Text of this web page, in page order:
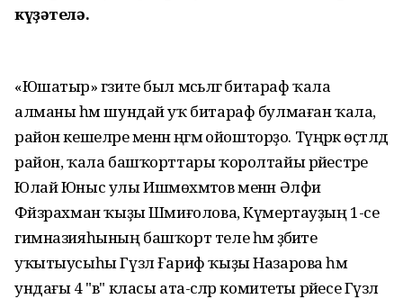
күҙәтелә.
«Юшатыр» гәзите был мәсьәләгә битараф ҡала
алманы һәм шундай уҡ битараф булмаған ҡала,
район кешеләре менән әңгәмә ойошторҙо. Түңәрәк өҫтәлдә
район, ҡала башҡорттары ҡоролтайы рәйестәре
Юлай Юныс улы Ишмөхәмәтов менән Әлфиә
Фәйзрахман ҡыҙы Шәмиғолова, Күмертауҙың 1-се
гимназияһының башҡорт теле һәм әҙәбиәте
уҡытыусыһы Гүзәл Ғариф ҡыҙы Назарова һәм
ундағы 4 "в" класы ата-әсәләр комитеты рәйесе Гүзәл